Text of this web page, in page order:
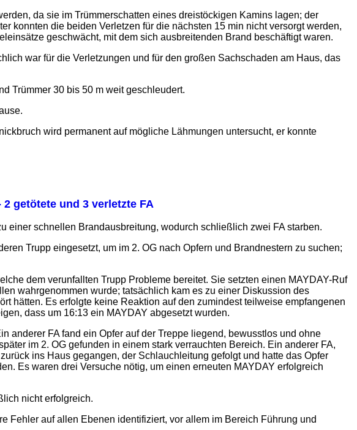
da sie im Trümmerschatten eines dreistöckigen Kamins lagen; der
konnten die beiden Verletzen für die nächsten 15 min nicht versorgt werden,
geschwächt, mit dem sich ausbreitenden Brand beschäftigt waren.
war für die Verletzungen und für den großen Sachschaden am Haus, das
Trümmer 30 bis 50 m weit geschleudert.
wird permanent auf mögliche Lähmungen untersucht, er konnte
getötete und 3 verletzte FA
einer schnellen Brandausbreitung, wodurch schließlich zwei FA starben.
Trupp eingesetzt, um im 2. OG nach Opfern und Brandnestern zu suchen;
dem verunfallten Trupp Probleme bereitet. Sie setzten einen MAYDAY-Ruf
wahrgenommen wurde; tatsächlich kam es zu einer Diskussion des
hätten. Es erfolgte keine Reaktion auf den zumindest teilweise empfangenen
dass um 16:13 ein MAYDAY abgesetzt wurden.
anderer FA fand ein Opfer auf der Treppe liegend, bewusstlos und ohne
im 2. OG gefunden in einem stark verrauchten Bereich. Ein anderer FA,
ins Haus gegangen, der Schlauchleitung gefolgt und hatte das Opfer
Es waren drei Versuche nötig, um einen erneuten MAYDAY erfolgreich
nicht erfolgreich.
Fehler auf allen Ebenen identifiziert, vor allem im Bereich Führung und